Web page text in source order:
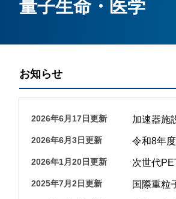
情報公開
公開事項
量子生命・医学
お知らせ
2026年6月17日更新 加速器施
2026年6月3日更新 令和8年
2026年1月20日更新 次世代
2025年7月2日更新 国際重粒